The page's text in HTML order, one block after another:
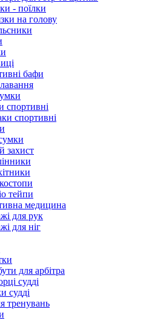
- поїлки
на голову
бафи
спортивні
спортивні
захист
тейпи
медицина
для рук
для ніг
для арбітра
судді
судді
тренувань